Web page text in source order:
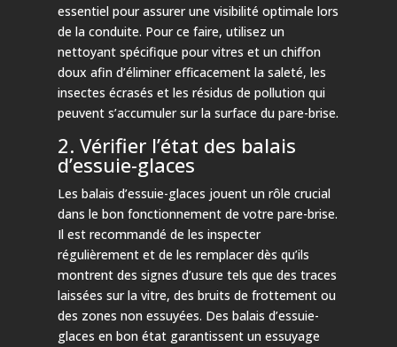
essentiel pour assurer une visibilité optimale lors
de la conduite. Pour ce faire, utilisez un
nettoyant spécifique pour vitres et un chiffon
doux afin d’éliminer efficacement la saleté, les
insectes écrasés et les résidus de pollution qui
peuvent s’accumuler sur la surface du pare-brise.
2. Vérifier l’état des balais
d’essuie-glaces
Les balais d’essuie-glaces jouent un rôle crucial
dans le bon fonctionnement de votre pare-brise.
Il est recommandé de les inspecter
régulièrement et de les remplacer dès qu’ils
montrent des signes d’usure tels que des traces
laissées sur la vitre, des bruits de frottement ou
des zones non essuyées. Des balais d’essuie-
glaces en bon état garantissent un essuyage